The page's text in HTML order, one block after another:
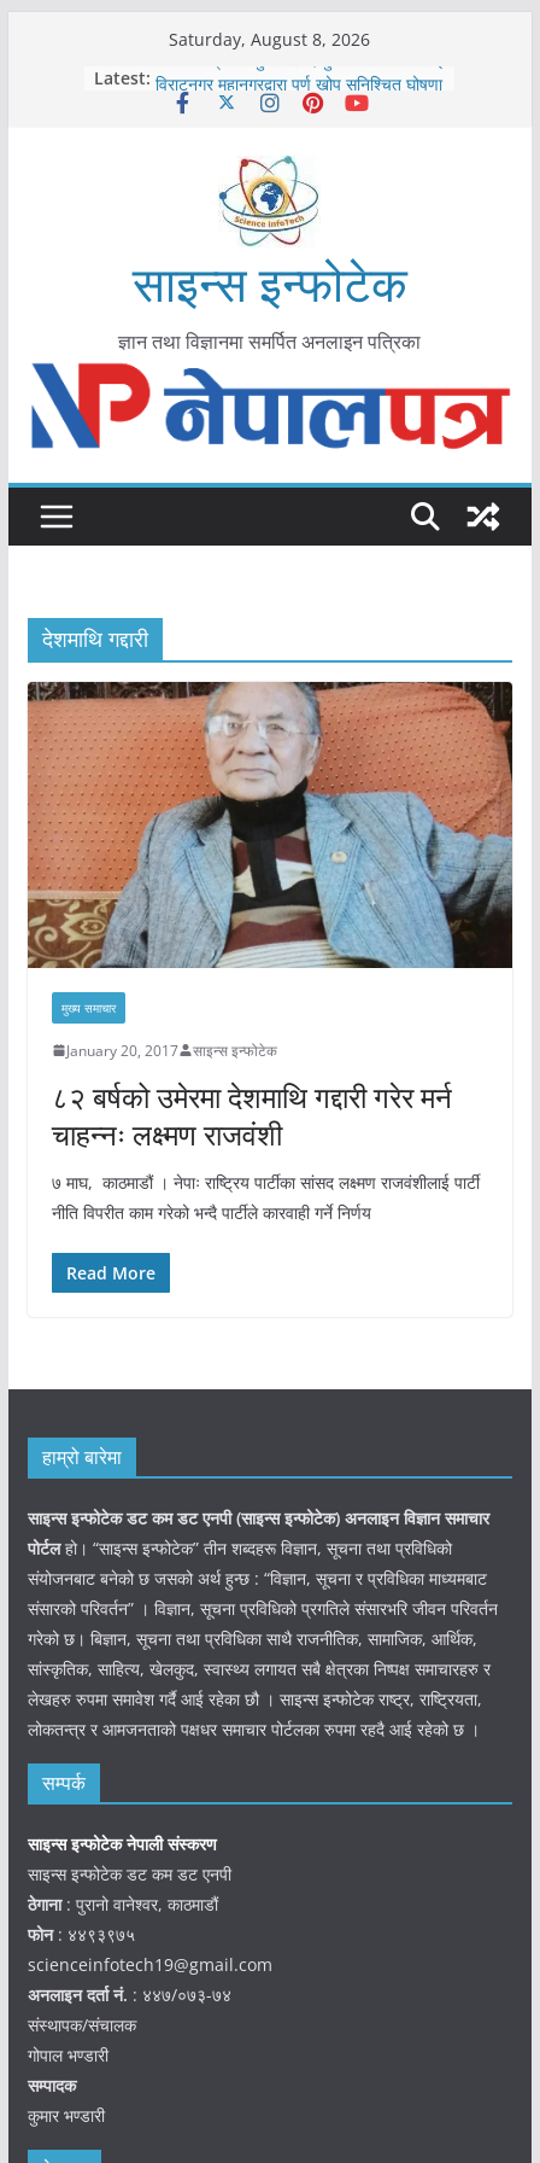
Saturday, August 8, 2026
Latest:
कोरोना संक्रमण पुष्टिपछि दार्चुलाका सीमामा कडाइ
विराटनगर महानगरद्वारा पूर्ण खोप सुनिश्चित घोषणा
तयारी
आयुर्वेद चिकित्सा प्रणालीको भूमिका महत्वपूर्ण छ :
मुख्यमन्त्री शाह
काभ्रेपलाञ्चोकमा आयुर्वेद स्वास्थ्योपचारतर्फ
साइन्स इन्फोटेक
ज्ञान तथा विज्ञानमा समर्पित अनलाइन पत्रिका
देशमाथि गद्दारी
मुख्य समाचार
January 20, 2017 साइन्स इन्फोटेक
८२ बर्षको उमेरमा देशमाथि गद्दारी गरेर मर्न
चाहन्नः लक्ष्मण राजवंशी
७ माघ, काठमाडौं । नेपाः राष्ट्रिय पार्टीका सांसद लक्ष्मण राजवंशीलाई पार्टी
नीति विपरीत काम गरेको भन्दै पार्टीले कारवाही गर्ने निर्णय
Read More
हाम्रो बारेमा
साइन्स इन्फोटेक डट कम डट एनपी (साइन्सइन्फोटेक) अनलाइन विज्ञान समाचार
पोर्टलहो। “साइन्स इन्फोटेक” तीन शब्दहरू विज्ञान, सूचना तथा प्रविधिको
संयोजनबाट बनेको छ जसको अर्थ हुन्छ : “विज्ञान, सूचना र प्रविधिका माध्यमबाट
संसारको परिवर्तन” । विज्ञान, सूचना प्रविधिको प्रगतिले संसारभरि जीवन परिवर्तन
गरेको छ। बिज्ञान, सूचना तथा प्रविधिका साथै राजनीतिक, सामाजिक, आर्थिक,
सांस्कृतिक, साहित्य, खेलकुद, स्वास्थ्य लगायत सबै क्षेत्रका निष्पक्ष समाचारहरु र
लेखहरु रुपमा समावेश गर्दै आई रहेका छौ । साइन्स इन्फोटेक राष्ट्र, राष्ट्रियता,
लोकतन्त्र र आमजनताको पक्षधर समाचार पोर्टलका रुपमा रहदै आई रहेको छ ।
सम्पर्क
साइन्स इन्फोटेक नेपाली संस्करण
साइन्स इन्फोटेक डट कम डट एनपी
ठेगाना: पुरानो वानेश्वर, काठमाडौं
फोन: ४४९३९७५
scienceinfotech19@gmail.com
अनलाइन दर्ता नं. : ४४७/०७३-७४
संस्थापक/संचालक
गोपाल भण्डारी
सम्पादक
कुमार भण्डारी